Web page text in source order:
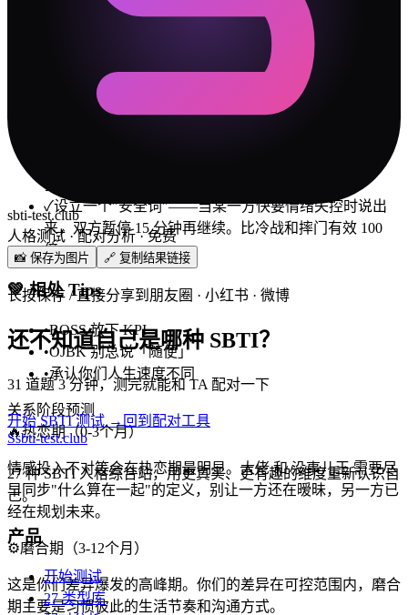
做决定时，一个人靠直觉，一个人靠数据。别催"你怎
么还没想好"，也别嫌"你怎么不过脑子"。给彼此不同的
大佬 说话比较直，但 没事儿王 可能比你想象中更在意
措辞。批评的时候先肯定，再建议——对 没事儿王 这种
类型特别管用。
我"。
✓设立一个"安全词"——当某一方快要情绪失控时说出
来，双方暂停 15 分钟再继续。比冷战和摔门有效 100
倍。
💚相处 Tips
•BOSS 放下 KPI
•OJBK 别总说「随便」
•承认你们人生速度不同
关系阶段预测
🔥热恋期（0-3个月）
情感投入不对等会在热恋期最明显。大佬 和 没事儿王 需要尽
早同步"什么算在一起"的定义，别让一方还在暧昧，另一方已
经在规划未来。
⚙️磨合期（3-12个月）
这是你们差异爆发的高峰期。你们的差异在可控范围内，磨合
期主要是习惯彼此的生活节奏和沟通方式。
sbti-test.club
人格测试 · 配对分析 · 免费
📸 保存为图片 🔗 复制结果链接
长按保存 / 直接分享到朋友圈 · 小红书 · 微博
还不知道自己是哪种 SBTI？
31 道题 3 分钟，测完就能和 TA 配对一下
开始 SBTI 测试 → 回到配对工具
Ssbti-test.club
27 种 SBTI 人格综合站，用更真实、更有趣的维度重新认识自
己。
产品
开始测试
27 类型库